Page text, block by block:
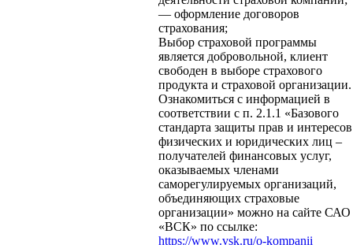
— оформление договоров
страхования;
Выбор страховой программы
является добровольной, клиент
свободен в выборе страхового
продукта и страховой организации.
Ознакомиться с информацией в
соответствии с п. 2.1.1 «Базового
стандарта защиты прав и интересов
физических и юридических лиц –
получателей финансовых услуг,
оказываемых членами
саморегулируемых организаций,
объединяющих страховые
организации» можно на сайте САО
«ВСК» по ссылке:
https://www.vsk.ru/o-kompanii